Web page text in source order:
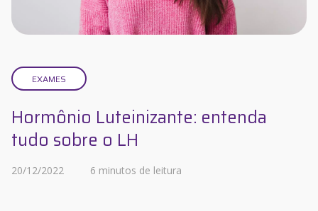
EXAMES
Hormônio Luteinizante: entenda
tudo sobre o LH
20/12/2022 6 minutos de leitura